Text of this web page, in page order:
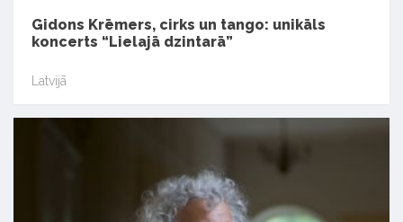
Gidons Krēmers, cirks un tango: unikāls
koncerts “Lielajā dzintarā”
Latvijā